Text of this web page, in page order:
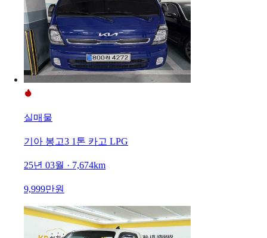
실매물
기아 봉고3 1톤 카고 LPG
25년 03월 · 7,674km
9,999만원